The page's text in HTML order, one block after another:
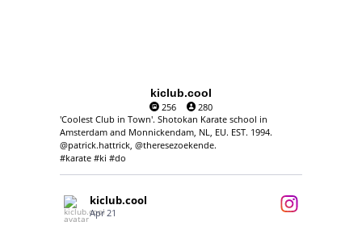
kiclub.cool
256
280
'Coolest Club in Town'. Shotokan Karate school in
Amsterdam and Monnickendam, NL, EU. EST. 1994.
@patrick.hattrick, @theresezoekende.
#karate #ki #do
kiclub.cool
Apr 21